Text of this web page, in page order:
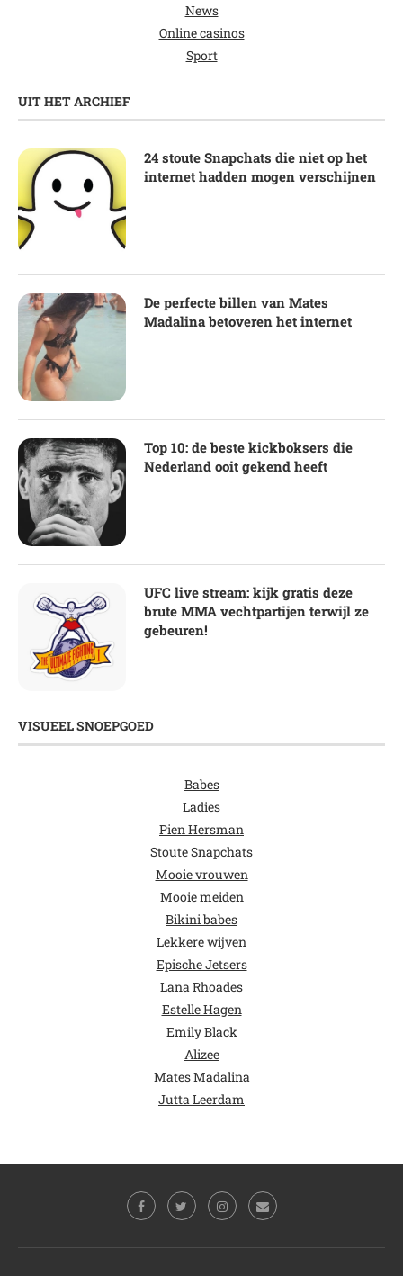
News
Online casinos
Sport
UIT HET ARCHIEF
24 stoute Snapchats die niet op het
internet hadden mogen verschijnen
De perfecte billen van Mates
Madalina betoveren het internet
Top 10: de beste kickboksers die
Nederland ooit gekend heeft
UFC live stream: kijk gratis deze
brute MMA vechtpartijen terwijl ze
gebeuren!
VISUEEL SNOEPGOED
Babes
Ladies
Pien Hersman
Stoute Snapchats
Mooie vrouwen
Mooie meiden
Bikini babes
Lekkere wijven
Epische Jetsers
Lana Rhoades
Estelle Hagen
Emily Black
Alizee
Mates Madalina
Jutta Leerdam